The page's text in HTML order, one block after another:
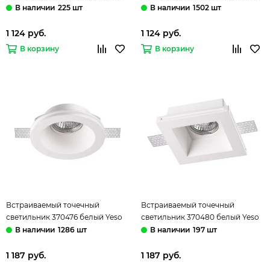
Novotech
225 шт
1 124 руб.
В корзину
Novotech
1502 шт
1 124 руб.
В корзину
Встраиваемый точечный
светильник 370476 белый Yeso
Novotech
1286 шт
1 187 руб.
Встраиваемый точечный
светильник 370480 белый Yeso
Novotech
197 шт
1 187 руб.